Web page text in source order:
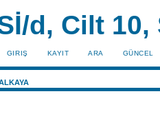
d, Cilt 10,
GIRIŞ KAYIT ARA GÜNCEL